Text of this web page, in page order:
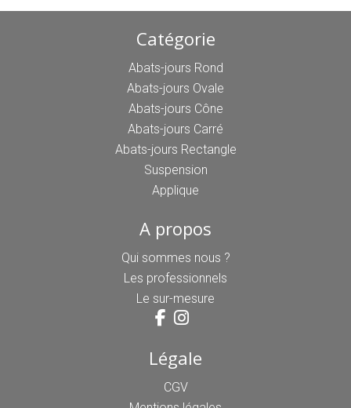
Catégorie
Abats-jours Rond
Abats-jours Ovale
Abats-jours Cône
Abats-jours Carré
Abats-jours Rectangle
Suspension
Applique
A propos
Qui sommes nous ?
Les professionnels
Le sur-mesure
Légale
CGV